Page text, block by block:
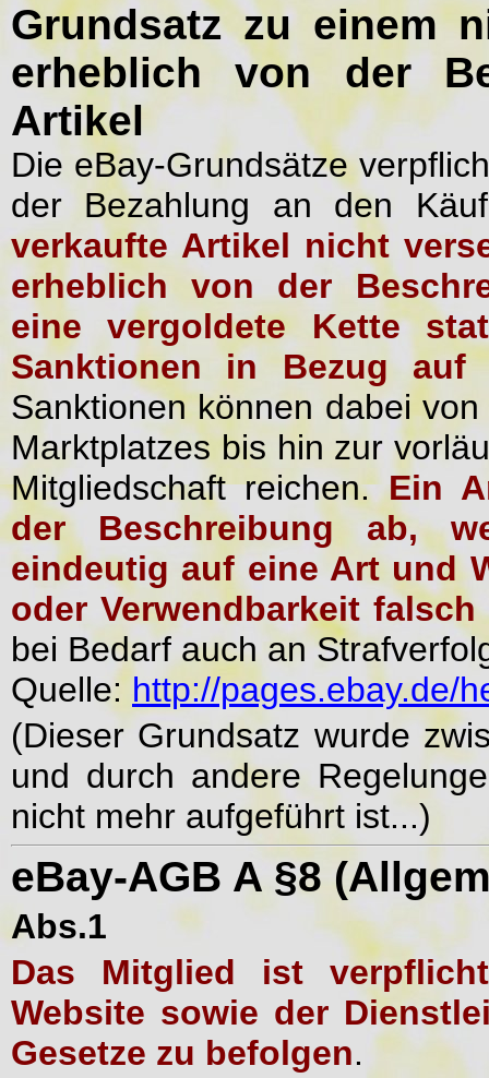
Grundsatz zu einem
erheblich von der
Artikel
Die eBay-Grundsätze
der Bezahlung an den
verkaufte Artikel nicht
erheblich von der
eine vergoldete Kette
Sanktionen in Bezug auf
Sanktionen können dabei
Marktplatzes bis hin zur
Mitgliedschaft reichen.Ein
der Beschreibung ab,
eindeutig auf eine Art und
oder Verwendbarkeit
bei Bedarf auch an
Quelle: http://pages.ebay.de/
(Dieser Grundsatz wurde
und durch andere
nicht mehr aufgeführt ist...)
eBay-AGB A §8
Abs.1
Das Mitglied ist
Website sowie der
Gesetze zu befolgen.